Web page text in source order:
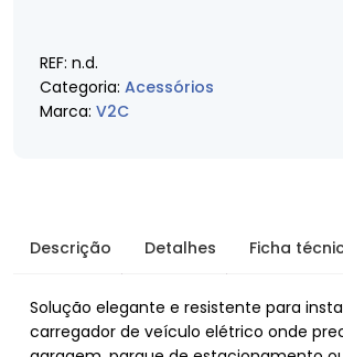
REF: n.d.
Categoria: Acessórios
Marca: V2C
Descrição Detalhes Ficha
Solução elegante e resistente para
carregador de veículo elétrico onde